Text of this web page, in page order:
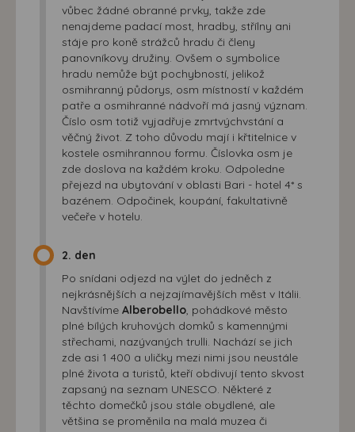
vůbec žádné obranné prvky, takže zde
nenajdeme padací most, hradby, střílny ani
stáje pro koně strážců hradu či členy
panovníkovy družiny. Ovšem o symbolice
hradu nemůže být pochybností, jelikož
osmihranný půdorys, osm místností v každém
patře a osmihranné nádvoří má jasný význam.
Číslo osm totiž vyjadřuje zmrtvýchvstání a
věčný život. Z toho důvodu mají i křtitelnice v
kostele osmihrannou formu. Číslovka osm je
zde doslova na každém kroku. Odpoledne
přejezd na ubytování v oblasti Bari - hotel 4* s
bazénem. Odpočinek, koupání, fakultativně
večeře v hotelu.
2. den
Po snídani odjezd na výlet do jedněch z
nejkrásnějších a nejzajímavějších měst v Itálii.
Navštívíme Alberobello , pohádkové město
plné bílých kruhových domků s kamennými
střechami, nazývaných trulli. Nachází se jich
zde asi 1 400 a uličky mezi nimi jsou neustále
plné života a turistů, kteří obdivují tento skvost
zapsaný na seznam UNESCO. Některé z
těchto domečků jsou stále obydlené, ale
většina se proměnila na malá muzea či